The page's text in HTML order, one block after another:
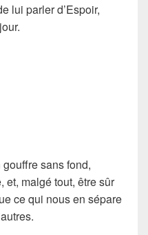
lui parler d’Espoir,
gouffre sans fond,
et, malgé tout, être sûr
ce qui nous en sépare